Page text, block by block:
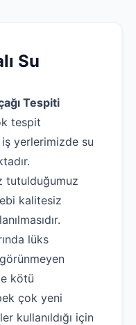
Su
Tespiti
tespit
iş yerlerimizde su
tutulduğumuz
kalitesiz
lüks
kötü
çok yeni
kullanıldığı için